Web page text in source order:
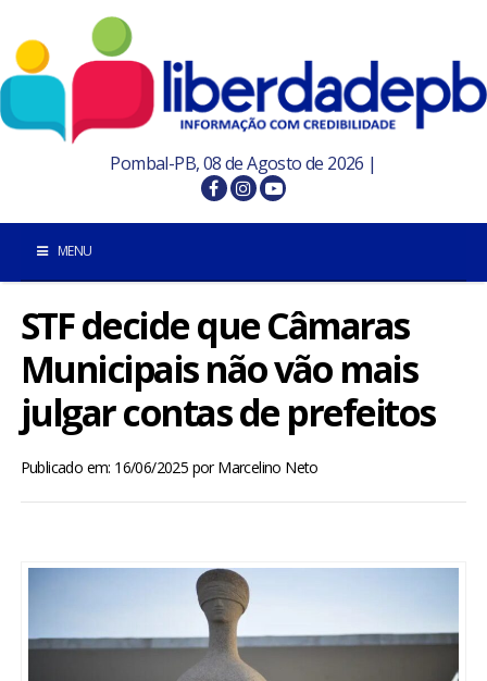
Pombal-PB, 08 de Agosto de 2026 |
MENU
INÍCIO
POMBAL E REGIÃO
PARAÍBA
BRASIL
STF decide que Câmaras
Municipais não vão mais
julgar contas de prefeitos
Publicado em: 16/06/2025 porMarcelino Neto